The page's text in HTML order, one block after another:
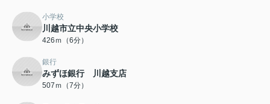
小学校
川越市立中央小学校
426ｍ（6分）
銀行
みずほ銀行 川越支店
507ｍ（7分）